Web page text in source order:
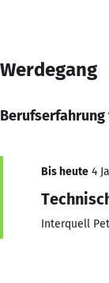
Werdegang
Bis heute 4
Interquell